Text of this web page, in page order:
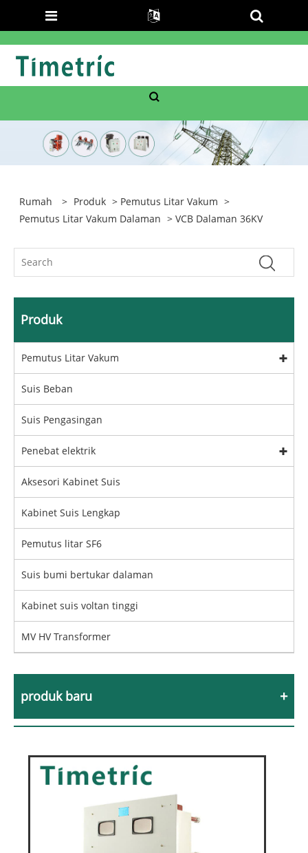
Rumah > Produk > Pemutus Litar Vakum >
Pemutus Litar Vakum Dalaman > VCB Dalaman 36KV
Produk
Pemutus Litar Vakum
Suis Beban
Suis Pengasingan
Penebat elektrik
Aksesori Kabinet Suis
Kabinet Suis Lengkap
Pemutus litar SF6
Suis bumi bertukar dalaman
Kabinet suis voltan tinggi
MV HV Transformer
produk baru